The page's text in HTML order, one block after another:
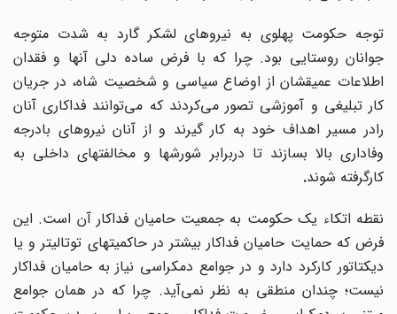
توجه حکومت پهلوی به نیروهای لشکر گارد به شدت متوجه
جوانان روستایی بود. چرا که با فرض ساده دلی آنها و فقدان
اطلاعات عمیقشان از اوضاع سیاسی و شخصیت شاه، در جریان
کار تبلیغی و آموزشی تصور میکردند که میتوانند فداکاری آنان
رادر مسیر اهداف خود به کار گیرند و از آنان نیروهای بادرجه
وفاداری بالا بسازند تا دربرابر شورشها و مخالفتهای داخلی به
کارگرفته شوند.
نقطه اتکاء یک حکومت به جمعیت حامیان فداکار آن است. این
فرض که حمایت حامیان فداکار بیشتر در حاکمیتهای توتالیتر و یا
دیکتاتور کارکرد دارد و در جوامع دمکراسی نیاز به حامیان فداکار
نیست؛ چندان منطقی به نظر نمی‌آید. چرا که در همان جوامع